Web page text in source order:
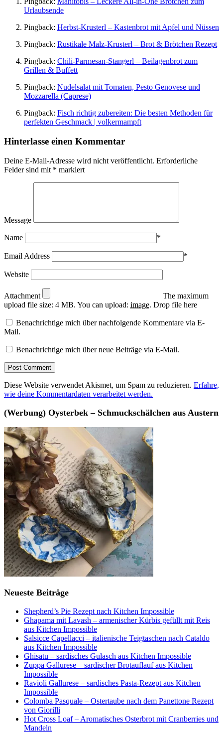
Urlaubsende
Pingback: Herbst-Krusterl – Kastenbrot mit Apfel und Nüssen
Pingback: Rustikale Malz-Krusterl – Brot & Brötchen Rezept
Pingback: Chili-Parmesan-Stangerl – Beilagenbrot zum
Grillen & Buffett
Pingback: Nudelsalat mit Tomaten, Pesto Genovese und
Mozzarella (Caprese)
Pingback: Fisch richtig zubereiten: Die besten Methoden für
perfekten Geschmack | volkermampft
Hinterlasse einen Kommentar
Deine E-Mail-Adresse wird nicht veröffentlicht. Erforderliche
Felder sind mit * markiert
Message
Name *
Email Address *
Website
Attachment
The maximum
upload file size: 4 MB. You can upload: image. Drop file here
Benachrichtige mich über nachfolgende Kommentare via E-
Mail.
Benachrichtige mich über neue Beiträge via E-Mail.
Diese Website verwendet Akismet, um Spam zu reduzieren. Erfahre,
wie deine Kommentardaten verarbeitet werden.
(Werbung) Oysterbek – Schmuckschälchen aus Austern
Neueste Beiträge
Shepherd’s Pie Rezept nach Kitchen Impossible
Ghapama mit Lavash – armenischer Kürbis gefüllt mit Reis
aus Kitchen Impossible
Salsicce Capellacci – italienische Teigtaschen nach Cataldo
aus Kitchen Impossible
Ghisatu – sardisches Gulasch aus Kitchen Impossible
Zuppa Gallurese – sardischer Brotauflauf aus Kitchen
Impossible
Ravioli Gallurese – sardisches Pasta-Rezept aus Kitchen
Impossible
Colomba Pasquale – Ostertaube nach dem Panettone Rezept
von Giorilli
Hot Cross Loaf – Aromatisches Osterbrot mit Cranberries und
Mandeln